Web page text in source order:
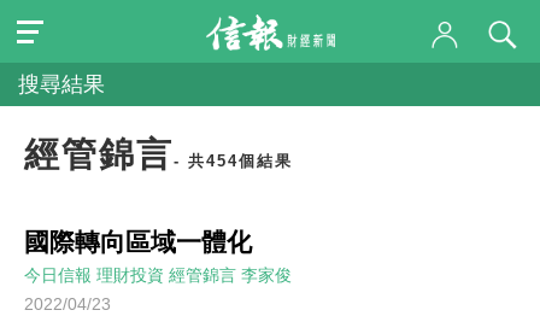
搜尋結果
經管錦言- 共454個結果
國際轉向區域一體化
今日信報 理財投資 經管錦言 李家俊
2022/04/23